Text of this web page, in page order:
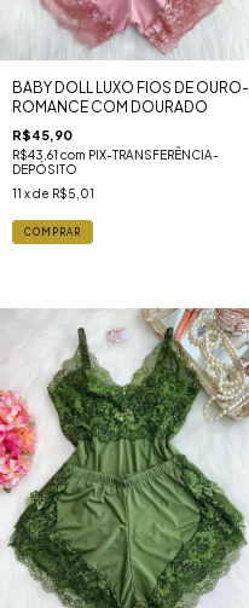
BABY DOLL LUXO FIOS DE OURO-
ROMANCE COM DOURADO
R$45,90
R$43,61 com PIX-TRANSFERÊNCIA-
DEPÓSITO
11 x de R$5,01
COMPRAR